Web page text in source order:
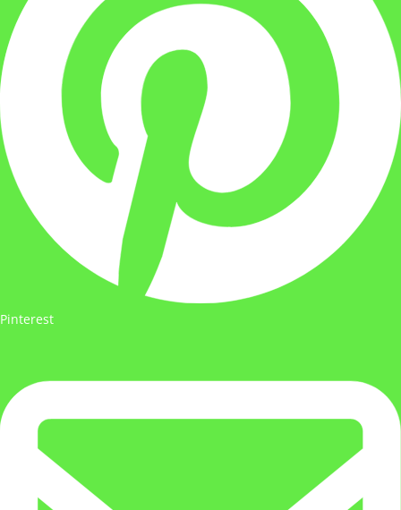
Pinterest